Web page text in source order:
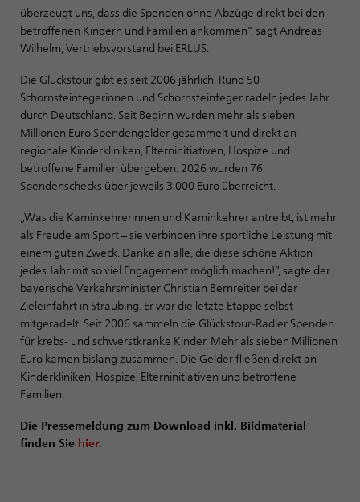
überzeugt uns, dass die Spenden ohne Abzüge direkt bei den
betroffenen Kindern und Familien ankommen“, sagt Andreas
Wilhelm, Vertriebsvorstand bei ERLUS.
Die Glückstour gibt es seit 2006 jährlich. Rund 50
Schornsteinfegerinnen und Schornsteinfeger radeln jedes Jahr
durch Deutschland. Seit Beginn wurden mehr als sieben
Millionen Euro Spendengelder gesammelt und direkt an
regionale Kinderkliniken, Elterninitiativen, Hospize und
betroffene Familien übergeben. 2026 wurden 76
Spendenschecks über jeweils 3.000 Euro überreicht.
„Was die Kaminkehrerinnen und Kaminkehrer antreibt, ist mehr
als Freude am Sport – sie verbinden ihre sportliche Leistung mit
einem guten Zweck. Danke an alle, die diese schöne Aktion
jedes Jahr mit so viel Engagement möglich machen!“, sagte der
bayerische Verkehrsminister Christian Bernreiter bei der
Zieleinfahrt in Straubing. Er war die letzte Etappe selbst
mitgeradelt. Seit 2006 sammeln die Glückstour-Radler Spenden
für krebs- und schwerstkranke Kinder. Mehr als sieben Millionen
Euro kamen bislang zusammen. Die Gelder fließen direkt an
Kinderkliniken, Hospize, Elterninitiativen und betroffene
Familien.
Die Pressemeldung zum Download inkl. Bildmaterial
finden Sie hier.